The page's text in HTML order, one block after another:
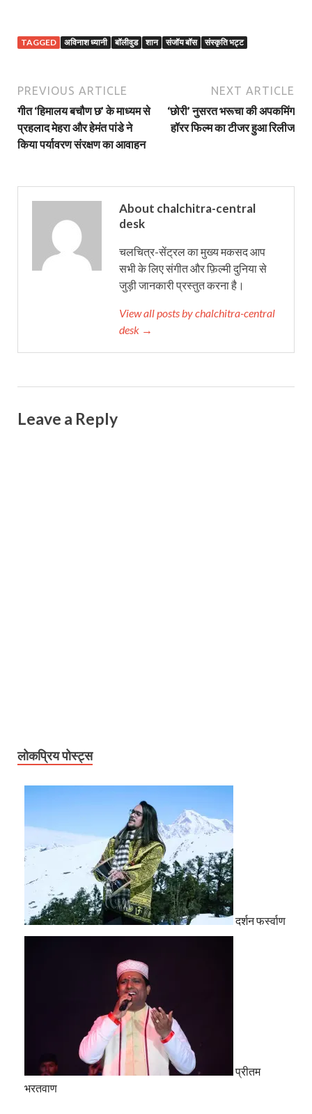
TAGGED अविनाश ध्यानी बॉलीवुड शान संजॉय बॉस संस्कृति भट्ट
PREVIOUS ARTICLE
गीत ‘हिमालय बचौण छ’ के माध्यम से
प्रहलाद मेहरा और हेमंत पांडे ने
किया पर्यावरण संरक्षण का आवाहन
NEXT ARTICLE
‘छोरी’ नुसरत भरूचा की अपकमिंग
हॉरर फिल्म का टीजर हुआ रिलीज
About chalchitra-central
desk
चलचित्र-सेंट्रल का मुख्य मकसद आप
सभी के लिए संगीत और फ़िल्मी दुनिया से
जुड़ी जानकारी प्रस्तुत करना है।
View all posts by chalchitra-central
desk →
Leave a Reply
लोकप्रिय पोस्ट्स
दर्शन फर्स्वाण
प्रीतम
भरतवाण